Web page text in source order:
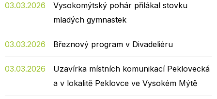
03.03.2026
Vysokomýtský pohár přilákal stovku
mladých gymnastek
03.03.2026 Březnový program v Divadeliéru
03.03.2026
Uzavírka místních komunikací Peklovecká
a v lokalitě Peklovce ve Vysokém Mýtě